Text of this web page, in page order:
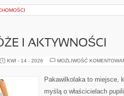
I AKTYWNOŚCI
KWI - 14 - 2026 MOŻLIWOŚĆ
Pakawilkolaka to miejsce,
myślą o właścicielach